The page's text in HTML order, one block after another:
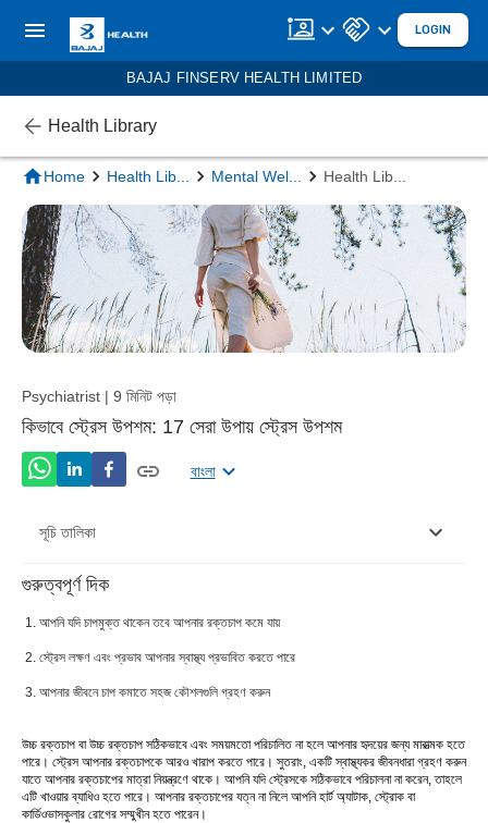
LOGIN
BAJAJ FINSERV HEALTH LIMITED
Health Library
Home Health Lib Mental Wel Health Lib
Psychiatrist | 9 মিনিট পড়া
কিভাবে স্ট্রেস উপশম: 17 সেরা উপায় স্ট্রেস উপশম
বাংলা
সূচি তালিকা
গুরুত্বপূর্ণ দিক
আপনি যদি চাপমুক্ত থাকেন তবে আপনার রক্তচাপ কমে যায়
স্ট্রেস লক্ষণ এবং প্রভাব আপনার স্বাস্থ্য প্রভাবিত করতে পারে
আপনার জীবনে চাপ কমাতে সহজ কৌশলগুলি গ্রহণ করুন
উচ্চ রক্তচাপ বা উচ্চ রক্তচাপ সঠিকভাবে এবং সময়মতো পরিচালিত না হলে আপনার হৃদয়ের জন্য মারাত্মক হতে
পারে। স্ট্রেস আপনার রক্তচাপকে আরও খারাপ করতে পারে। সুতরাং, একটি স্বাস্থ্যকর জীবনধারা গ্রহণ করুন
যাতে আপনার রক্তচাপের মাত্রা নিয়ন্ত্রণে থাকে। আপনি যদি স্ট্রেসকে সঠিকভাবে পরিচালনা না করেন, তাহলে
এটি খাওয়ার ব্যাধিও হতে পারে। আপনার রক্তচাপের যত্ন না নিলে আপনি হার্ট অ্যাটাক, স্ট্রোক বা
কার্ডিওভাসকুলার রোগের সম্মুখীন হতে পারেন।